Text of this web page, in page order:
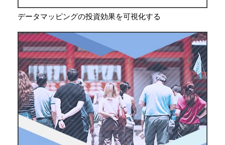
データマッピングの投資効果を可視化する